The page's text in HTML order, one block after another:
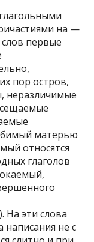
на —
первые
пор остров,
неразличимые
матерью
относятся
глаголов
эти слова
не с